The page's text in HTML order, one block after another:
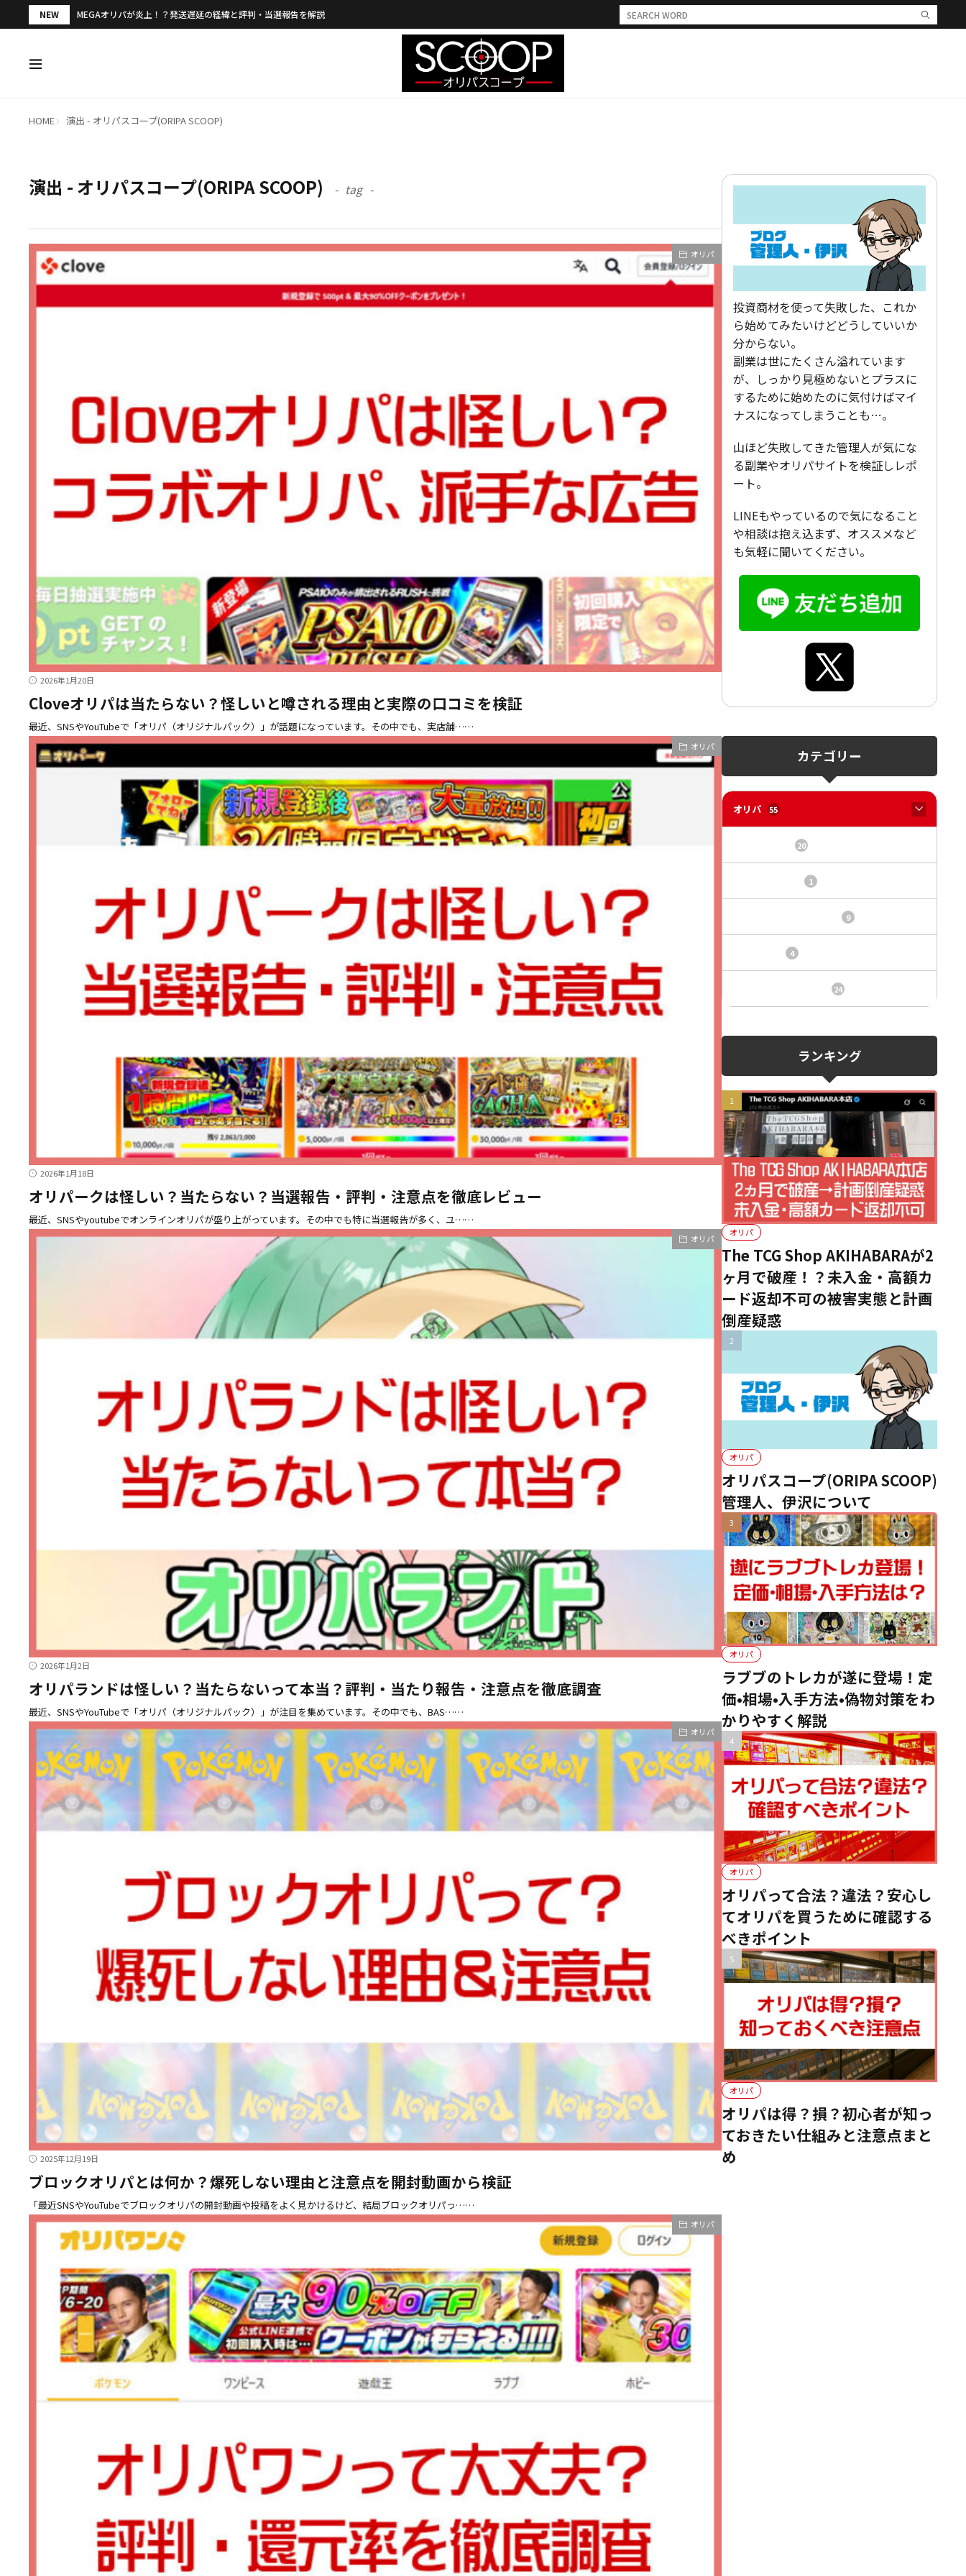
NEW MEGAオリパが炎上！？発送遅延の経緯と評判・当選報告を解説
HOME 演出 - オリパスコープ(ORIPA SCOOP)
演出 - オリパスコープ(ORIPA SCOOP) tag
オリパ
2026年1月20日
Cloveオリパは当たらない？怪しいと噂される理由と実際の口コミを検証
最近、SNSやYouTubeで「オリパ（オリジナルパック）」が話題になっています。その中でも、実店舗……
オリパ
2026年1月18日
オリパークは怪しい？当たらない？当選報告・評判・注意点を徹底レビュー
最近、SNSやyoutubeでオンラインオリパが盛り上がっています。その中でも特に当選報告が多く、ユ……
オリパ
2026年1月2日
オリパランドは怪しい？当たらないって本当？評判・当たり報告・注意点を徹底調査
最近、SNSやYouTubeで「オリパ（オリジナルパック）」が注目を集めています。その中でも、BAS……
オリパ
2025年12月19日
ブロックオリパとは何か？爆死しない理由と注意点を開封動画から検証
「最近SNSやYouTubeでブロックオリパの開封動画や投稿をよく見かけるけど、結局ブロックオリパっ……
オリパ
投資商材を使って失敗した、これか
ら始めてみたいけどどうしていいか
分からない。
副業は世にたくさん溢れています
が、しっかり見極めないとプラスに
するために始めたのに気付けばマイ
ナスになってしまうことも…。
山ほど失敗してきた管理人が気にな
る副業やオリパサイトを検証しレポ
ート。
LINEもやっているので気になること
や相談は抱え込まず、オススメなど
も気軽に聞いてください。
カテゴリー
オリパ 55
20
1
9
4
24
ランキング
オリパ
The TCG Shop AKIHABARAが2
ヶ月で破産！？未入金・高額カ
ード返却不可の被害実態と計画
倒産疑惑
オリパ
オリパスコープ(ORIPA SCOOP)
管理人、伊沢について
オリパ
ラブブのトレカが遂に登場！定
価•相場•入手方法•偽物対策をわ
かりやすく解説
オリパ
オリパって合法？違法？安心し
てオリパを買うために確認する
べきポイント
オリパ
オリパは得？損？初心者が知っ
ておきたい仕組みと注意点まと
め